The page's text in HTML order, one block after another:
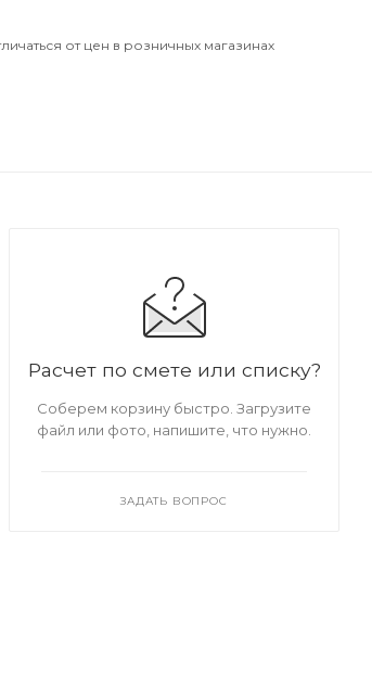
от цен в розничных магазинах
Расчет по смете или списку?
Соберем корзину быстро. Загрузите
файл или фото, напишите, что нужно.
ЗАДАТЬ ВОПРОС